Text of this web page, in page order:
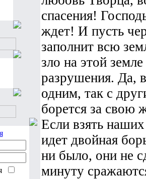
спасения!
ждет! И пусть
заполнит всю
зло на этой
разрушения. Да,
одним, так с
борется за свою
Если взять
идет двойная
ни было, они не
минуту